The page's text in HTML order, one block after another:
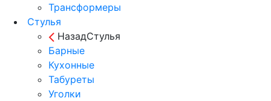
Трансформеры
Стулья
НазадСтулья
Барные
Кухонные
Табуреты
Уголки